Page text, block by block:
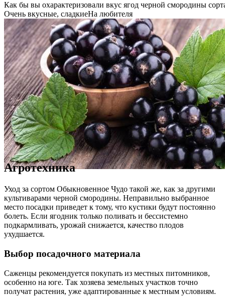
Как бы вы охарактеризовали вкус ягод черной смородины
Очень вкусные, сладкиеНа любителя
Агротехника
Уход за сортом Обыкновенное Чудо такой же, как за другими
культиварами черной смородины. Неправильно выбранное
место посадки приведет к тому, что кустики будут постоянно
болеть. Если ягодник только поливать и бессистемно
подкармливать, урожай снижается, качество плодов
ухудшается.
Выбор посадочного материала
Саженцы рекомендуется покупать из местных питомников,
особенно на юге. Так хозяева земельных участков точно
получат растения, уже адаптированные к местным условиям.